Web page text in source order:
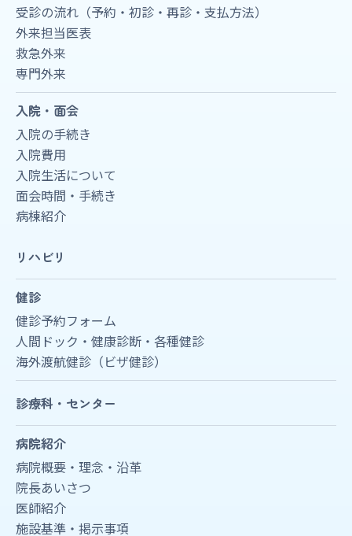
受診の流れ（予約・初診・再診・支払方法）
外来担当医表
救急外来
専門外来
入院・面会
入院の手続き
入院費用
入院生活について
面会時間・手続き
病棟紹介
リハビリ
健診
健診予約フォーム
人間ドック・健康診断・各種健診
海外渡航健診（ビザ健診）
診療科・センター
病院紹介
病院概要・理念・沿革
院長あいさつ
医師紹介
施設基準・掲示事項